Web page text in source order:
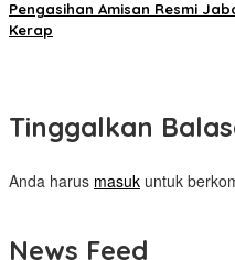
Pengasihan Amisan Resmi
Kerap
Tinggalkan
Anda harus masuk untuk
News Feed